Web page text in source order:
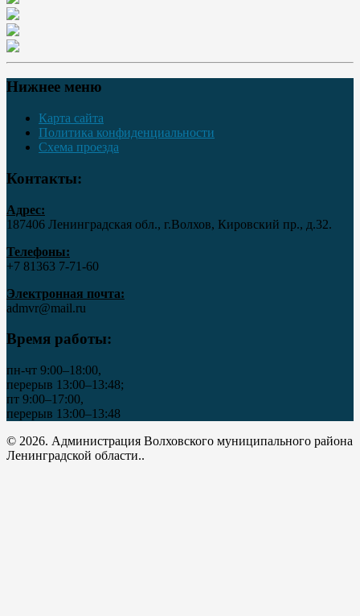
Нижнее меню
Карта сайта
Политика конфиденциальности
Схема проезда
Контакты:
Адрес:
187406 Ленинградская обл., г.Волхов, Кировский пр., д.32.
Телефоны:
+7 81363 7‑71-60
Электронная почта:
admvr@mail.ru
Время работы:
пн-чт 9:00–18:00,
перерыв 13:00–13:48;
пт 9:00–17:00,
перерыв 13:00–13:48
© 2026. Администрация Волховского муниципального района
Ленинградской области..